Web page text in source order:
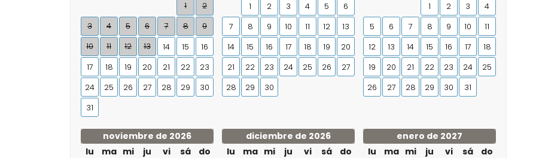
1
2
3
4 5 6 7 8
9
10
11 12 13 14 15
16
17
18 19 20 21 22
23
24
25 26 27 28 29
30
31
1 2 3 4 5
6
7
8 9 10 11 12
13
14
15 16 17 18 19
20
21
22 23 24 25 26
27
28
29 30
1 2 3
4
5
6 7 8 9 10
11
12
13 14 15 16 17
18
19
20 21 22 23 24
25
26
27 28 29 30 31
noviembre de 2026
lu
ma mi ju vi sá do
diciembre de 2026
lu
ma mi ju vi sá do
enero de 2027
lu
ma mi ju vi sá do